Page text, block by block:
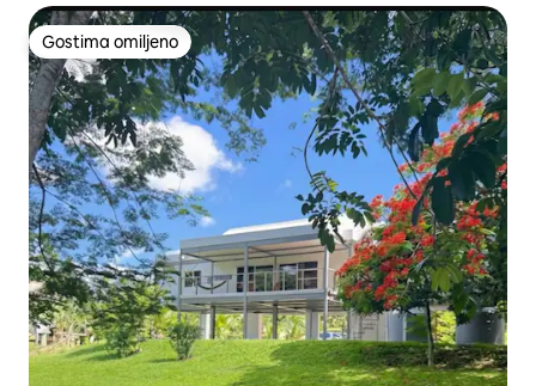
Gostima omiljeno
Gostima omiljeno